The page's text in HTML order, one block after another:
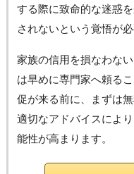
する際に致命的な迷惑
されないという覚悟が必
家族の信用を損なわな
は早めに専門家へ頼る
促が来る前に、まずは
適切なアドバイスによ
能性が高まります。